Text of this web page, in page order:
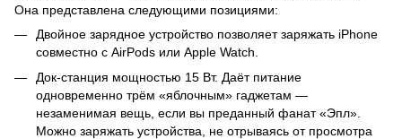
Она представлена следующими позициями:
Двойное зарядное устройство позволяет заряжать iPhone
совместно с AirPods или Apple Watch.
Док-станция мощностью 15 Вт. Даёт питание
одновременно трём «яблочным» гаджетам —
незаменимая вещь, если вы преданный фанат «Эпл».
Можно заряжать устройства, не отрываясь от просмотра